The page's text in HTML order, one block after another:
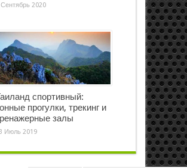
Сентябрь 2020
спортивный:
прогулки, трекинг и
залы
Июль 2019